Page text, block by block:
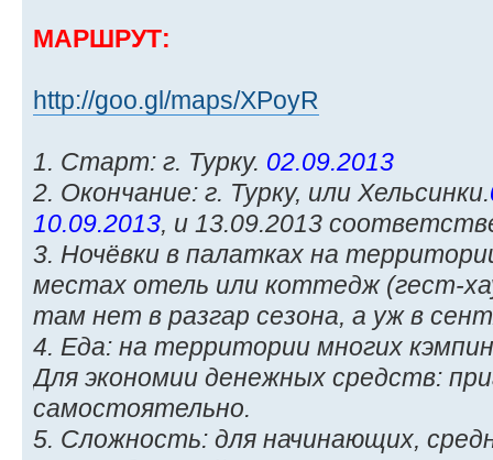
МАРШРУТ:
http://goo.gl/maps/XPoyR
1. Старт: г. Турку. 02.09.2013
2. Окончание: г. Турку, или Хельсинки.
10.09.2013, и 13.09.2013
3. Ночёвки в палатках на
местах отель или коттедж (гест-
там нет в разгар сезона, а уж в
4. Еда: на территории многих
Для экономии денежных средств:
самостоятельно.
5. Сложность: для начинающих,